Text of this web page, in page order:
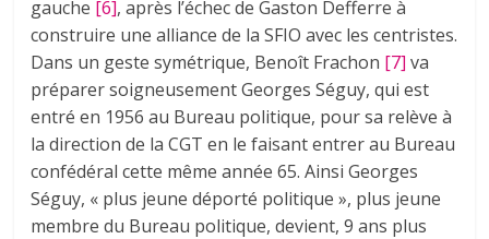
gauche [6], après l’échec de Gaston Defferre à
construire une alliance de la SFIO avec les centristes.
Dans un geste symétrique, Benoît Frachon [7] va
préparer soigneusement Georges Séguy, qui est
entré en 1956 au Bureau politique, pour sa relève à
la direction de la CGT en le faisant entrer au Bureau
confédéral cette même année 65. Ainsi Georges
Séguy, « plus jeune déporté politique », plus jeune
membre du Bureau politique, devient, 9 ans plus